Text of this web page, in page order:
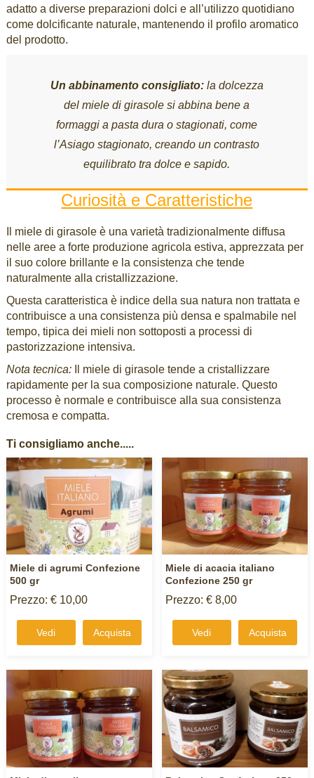
adatto a diverse preparazioni dolci e all’utilizzo quotidiano
come dolcificante naturale, mantenendo il profilo aromatico
del prodotto.
Un abbinamento consigliato:la dolcezza
del miele di girasole si abbina bene a
formaggi a pasta dura o stagionati, come
l’Asiago stagionato, creando un contrasto
equilibrato tra dolce e sapido.
Curiosità e Caratteristiche
Il miele di girasole è una varietà tradizionalmente diffusa
nelle aree a forte produzione agricola estiva, apprezzata per
il suo colore brillante e la consistenza che tende
naturalmente alla cristallizzazione.
Questa caratteristica è indice della sua natura non trattata e
contribuisce a una consistenza più densa e spalmabile nel
tempo, tipica dei mieli non sottoposti a processi di
pastorizzazione intensiva.
Nota tecnica:Il miele di girasole tende a cristallizzare
rapidamente per la sua composizione naturale. Questo
processo è normale e contribuisce alla sua consistenza
cremosa e compatta.
Ti consigliamo anche.....
Miele di agrumi Confezione
500 gr
Prezzo: € 10,00
Vedi Acquista
Miele di acacia italiano
Confezione 250 gr
Prezzo: € 8,00
Vedi Acquista